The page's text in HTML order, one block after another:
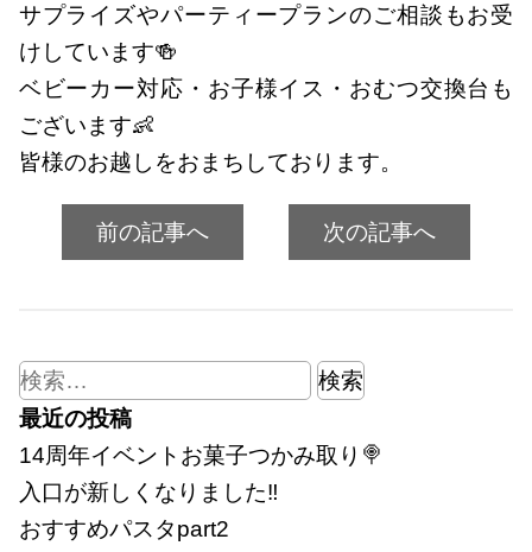
サプライズやパーティープランのご相談もお受
けしています🍻
ベビーカー対応・お子様イス・おむつ交換台も
ございます👶
皆様のお越しをおまちしております。
前の記事へ 次の記事へ
検
索:
最近の投稿
14周年イベントお菓子つかみ取り🍭
入口が新しくなりました‼
おすすめパスタpart2